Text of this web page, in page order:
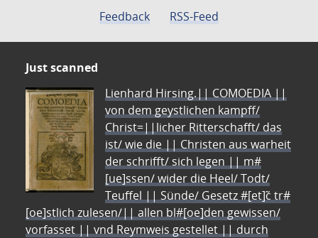
Feedback
RSS-Feed
Just scanned
Lienhard Hirsing.|| COMOEDIA ||
von dem geystlichen kampff/
Christ=||licher Ritterschafft/ das
ist/ wie die || Christen aus warheit
der schrifft/ sich legen || m#
[ue]ssen/ wider die Heel/ Todt/
Teuffel || Sünde/ Gesetz #[et]c̃ tr#
[oe]stlich zulesen/|| allen bl#[oe]den gewissen/
vorfasset || vnd Reymweis gestellet || durch